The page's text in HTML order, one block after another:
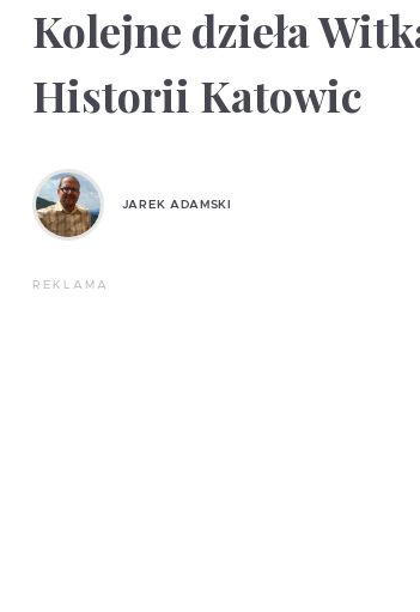
Kolejne dzieła
Historii Katowic
JAREK ADAMSKI
REKLAMA